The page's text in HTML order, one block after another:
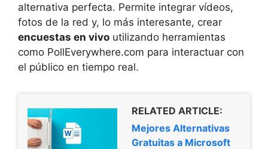
alternativa perfecta. Permite integrar vídeos,
fotos de la red y, lo más interesante, crear
encuestas en vivo utilizando herramientas
como PollEverywhere.com para interactuar con
el público en tiempo real.
RELATED ARTICLE:
Mejores Alternativas
Gratuitas a Microsoft